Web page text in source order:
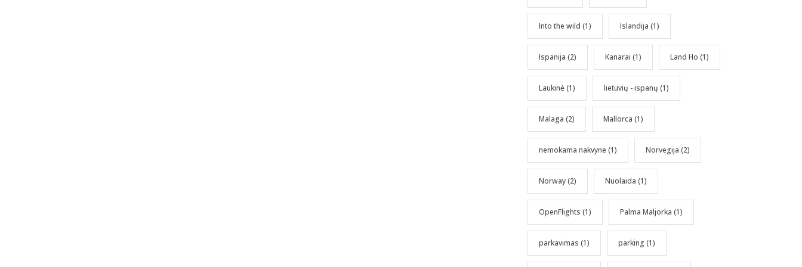
Into the wild (1) Islandija (1)
Ispanija (2) Kanarai (1) Land Ho (1)
Laukinė(1) lietuvių - ispanų (1)
Malaga (2) Mallorca (1)
nemokama nakvyne (1) Norvegija (2)
Norway(2) Nuolaida (1)
OpenFlights (1) Palma Maljorka (1)
parkavimas (1) parking (1)